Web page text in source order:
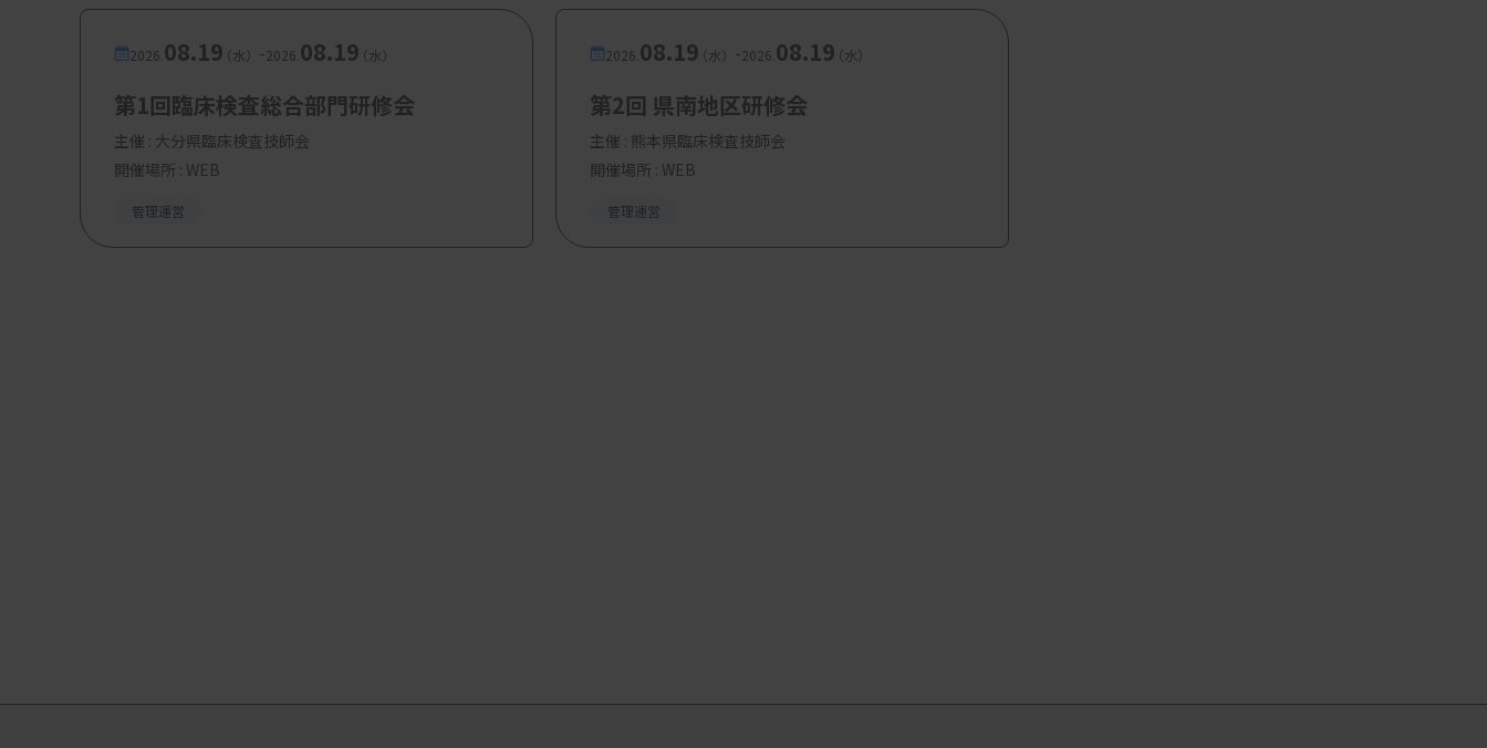
2026. 08.19（水） -2026. 08.19（水）
第1回臨床検査総合部門研修会
主催 : 大分県臨床検査技師会
開催場所 : WEB
管理運営
2026. 08.19（水） -2026. 08.19（水）
第2回 県南地区研修会
主催 : 熊本県臨床検査技師会
開催場所 : WEB
管理運営